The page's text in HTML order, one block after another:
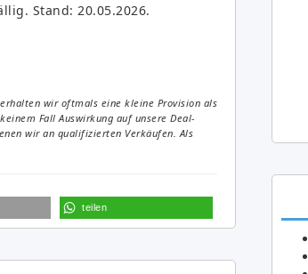
Stand: 20.05.2026.
wir oftmals eine kleine Provision als
Fall Auswirkung auf unsere Deal-
wir an qualifizierten Verkäufen. Als
teilen